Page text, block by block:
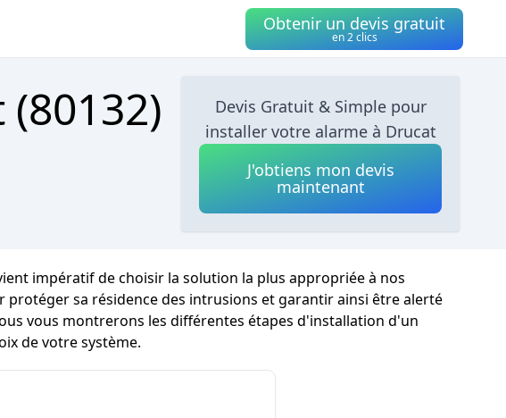
Obtenir un devis gratuit
en 2 clics
Devis Gratuit & Simple pour
installer votre alarme à Drucat
J'obtiens mon devis
maintenant
impératif de choisir la solution la plus appropriée à nos
protéger sa résidence des intrusions et garantir ainsi être alerté
vous montrerons les différentes étapes d'installation d'un
de votre système.